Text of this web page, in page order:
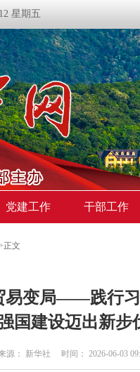
星期五
党建工作 干部工作
正文
易变局——践行
国建设迈出新步
源： 新华社 时间： 2026-06-03